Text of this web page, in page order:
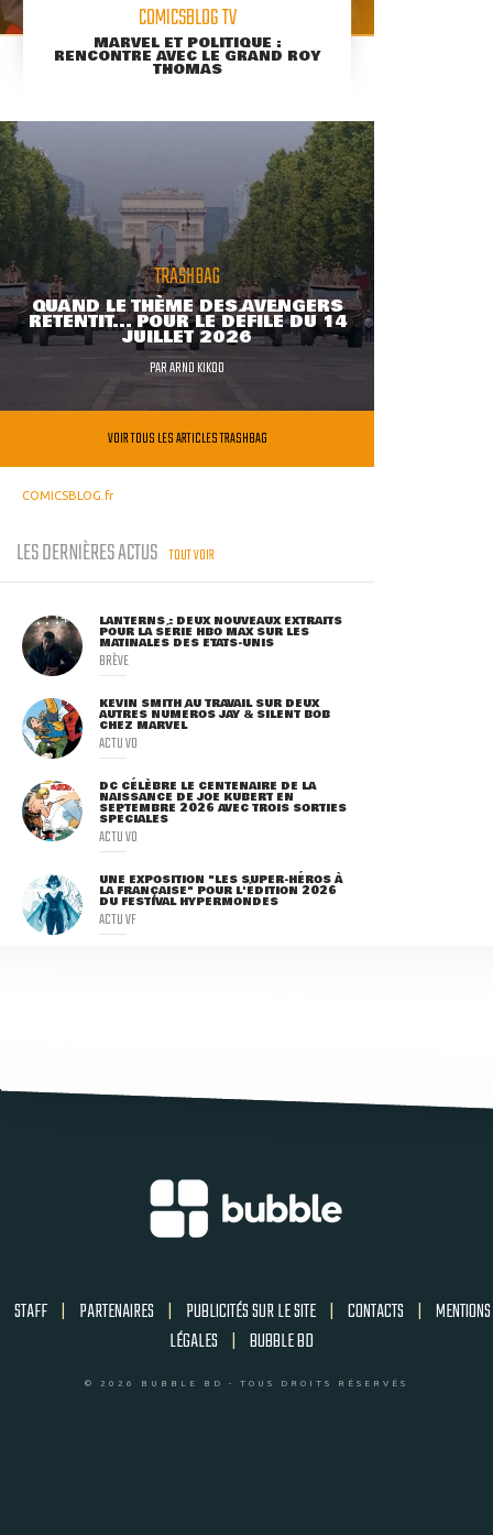
COMICSBLOG TV
MARVEL ET POLITIQUE :
RENCONTRE AVEC LE GRAND ROY
THOMAS
TRASHBAG
QUAND LE THÈME DES AVENGERS
RETENTIT... POUR LE DÉFILÉ DU 14
JUILLET 2026
PARARNO KIKOO
VOIR TOUS LES ARTICLES TRASHBAG
COMICSBLOG.fr
LES DERNIÈRES ACTUS TOUT VOIR
LANTERNS : DEUX NOUVEAUX EXTRAITS
POUR LA SÉRIE HBO MAX SUR LES
MATINALES DES ETATS-UNIS
BRÈVE
KEVIN SMITH AU TRAVAIL SUR DEUX
AUTRES NUMÉROS JAY & SILENT BOB
CHEZ MARVEL
ACTU VO
DC CÉLÈBRE LE CENTENAIRE DE LA
NAISSANCE DE JOE KUBERT EN
SEPTEMBRE 2026 AVEC TROIS SORTIES
SPÉCIALES
ACTU VO
UNE EXPOSITION "LES SUPER-HÉROS À
LA FRANÇAISE" POUR L'ÉDITION 2026
DU FESTIVAL HYPERMONDES
ACTU VF
STAFF | PARTENAIRES | PUBLICITÉS SUR LE SITE | CONTACTS | MENTIONS
LÉGALES | BUBBLE BD
© 2026 BUBBLE BD - TOUS DROITS RÉSERVÉS